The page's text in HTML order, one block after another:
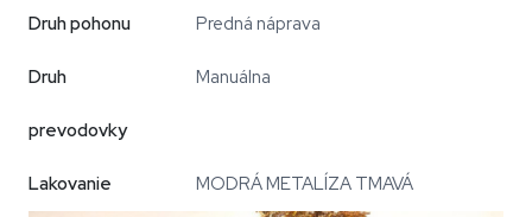
Druh pohonu Predná náprava
Druh
prevodovky
Manuálna
Lakovanie MODRÁ METALÍZA TMAVÁ